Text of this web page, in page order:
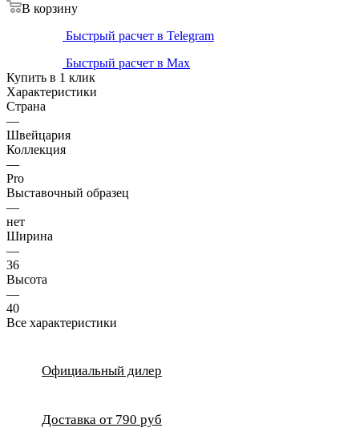
В корзину
Быстрый расчет в Telegram
Быстрый расчет в Max
Купить в 1 клик
Характеристики
Страна
—
Швейцария
Коллекция
—
Pro
Выставочный образец
—
нет
Ширина
—
36
Высота
—
40
Все характеристики
Официальный дилер
Доставка от 790 руб